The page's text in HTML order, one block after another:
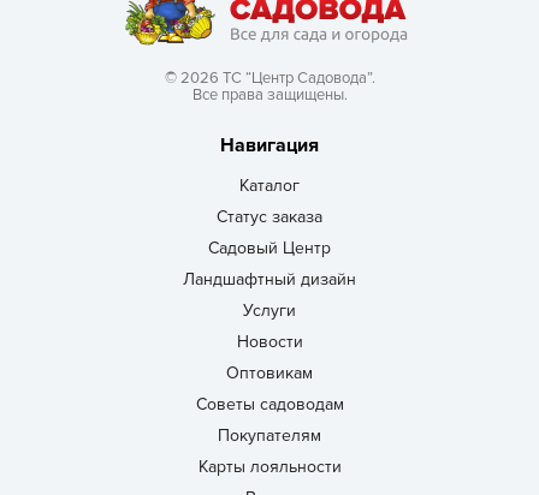
© 2026 ТС “Центр Садовода”.
Все права защищены.
Навигация
Каталог
Статус заказа
Садовый Центр
Ландшафтный дизайн
Услуги
Новости
Оптовикам
Советы садоводам
Покупателям
Карты лояльности